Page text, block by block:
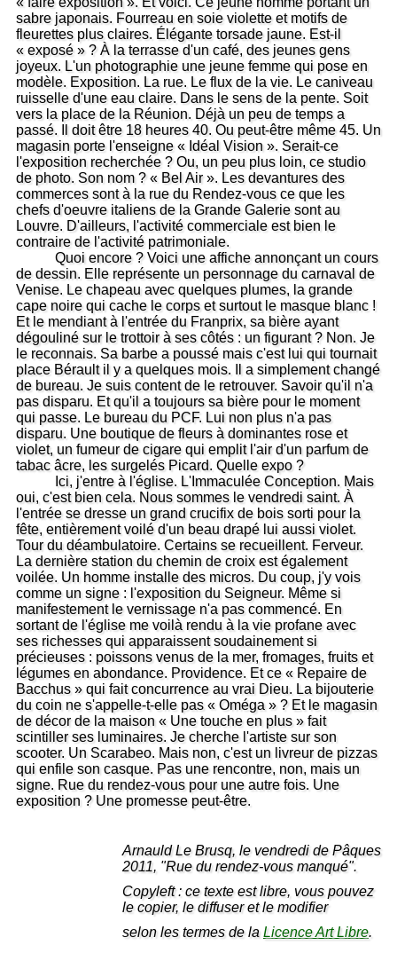
sabre japonais. Fourreau en soie violette et motifs de
fleurettes plus claires. Élégante torsade jaune. Est-il
« exposé » ? À la terrasse d'un café, des jeunes gens
joyeux. L'un photographie une jeune femme qui pose en
modèle. Exposition. La rue. Le flux de la vie. Le caniveau
ruisselle d'une eau claire. Dans le sens de la pente. Soit
vers la place de la Réunion. Déjà un peu de temps a
passé. Il doit être 18 heures 40. Ou peut-être même 45. Un
magasin porte l'enseigne « Idéal Vision ». Serait-ce
l'exposition recherchée ? Ou, un peu plus loin, ce studio
de photo. Son nom ? « Bel Air ». Les devantures des
commerces sont à la rue du Rendez-vous ce que les
chefs d'oeuvre italiens de la Grande Galerie sont au
Louvre. D'ailleurs, l'activité commerciale est bien le
contraire de l'activité patrimoniale.
Quoi encore ? Voici une affiche annonçant un cours
de dessin. Elle représente un personnage du carnaval de
Venise. Le chapeau avec quelques plumes, la grande
cape noire qui cache le corps et surtout le masque blanc !
Et le mendiant à l'entrée du Franprix, sa bière ayant
dégouliné sur le trottoir à ses côtés : un figurant ? Non. Je
le reconnais. Sa barbe a poussé mais c'est lui qui tournait
place Bérault il y a quelques mois. Il a simplement changé
de bureau. Je suis content de le retrouver. Savoir qu'il n'a
pas disparu. Et qu'il a toujours sa bière pour le moment
qui passe. Le bureau du PCF. Lui non plus n'a pas
disparu. Une boutique de fleurs à dominantes rose et
violet, un fumeur de cigare qui emplit l'air d'un parfum de
tabac âcre, les surgelés Picard. Quelle expo ?
Ici, j'entre à l'église. L'Immaculée Conception. Mais
oui, c'est bien cela. Nous sommes le vendredi saint. À
l'entrée se dresse un grand crucifix de bois sorti pour la
fête, entièrement voilé d'un beau drapé lui aussi violet.
Tour du déambulatoire. Certains se recueillent. Ferveur.
La dernière station du chemin de croix est également
voilée. Un homme installe des micros. Du coup, j'y vois
comme un signe : l'exposition du Seigneur. Même si
manifestement le vernissage n'a pas commencé. En
sortant de l'église me voilà rendu à la vie profane avec
ses richesses qui apparaissent soudainement si
précieuses : poissons venus de la mer, fromages, fruits et
légumes en abondance. Providence. Et ce « Repaire de
Bacchus » qui fait concurrence au vrai Dieu. La bijouterie
du coin ne s'appelle-t-elle pas « Oméga » ? Et le magasin
de décor de la maison « Une touche en plus » fait
scintiller ses luminaires. Je cherche l'artiste sur son
scooter. Un Scarabeo. Mais non, c'est un livreur de pizzas
qui enfile son casque. Pas une rencontre, non, mais un
signe. Rue du rendez-vous pour une autre fois. Une
exposition ? Une promesse peut-être.
Arnauld Le Brusq, le vendredi de Pâques
2011, "Rue du rendez-vous manqué".
Copyleft : ce texte est libre, vous pouvez
le copier, le diffuser et le modifier
selon les termes de laLicence Art Libre.